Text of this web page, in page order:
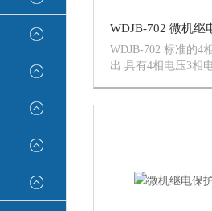
WDJB-702 标准的4
出 具有4相电压3相